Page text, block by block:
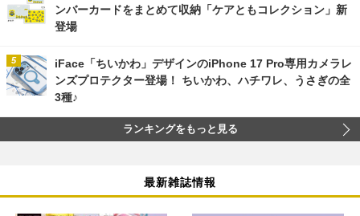
ンバーカードをまとめて収納「ケアともコレクション」新
登場
iFace「ちいかわ」デザインのiPhone 17 Pro専用カメラレ
ンズプロテクター登場！ ちいかわ、ハチワレ、うさぎの全
3種♪
ランキングをもっと見る
最新雑誌情報